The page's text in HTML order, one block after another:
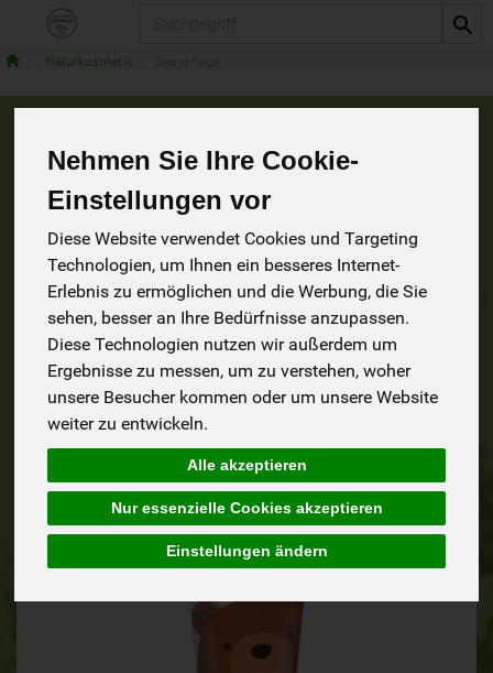
Nehmen Sie Ihre Cookie-
Einstellungen vor
Diese Website verwendet Cookies und Targeting
Technologien, um Ihnen ein besseres Internet-
Erlebnis zu ermöglichen und die Werbung, die Sie
sehen, besser an Ihre Bedürfnisse anzupassen.
Diese Technologien nutzen wir außerdem um
Ergebnisse zu messen, um zu verstehen, woher
unsere Besucher kommen oder um unsere Website
weiter zu entwickeln.
Alle akzeptieren
Nur essenzielle Cookies akzeptieren
Einstellungen ändern
Naturkosmetik
Babypflege 4 von 1241
Hersteller Ernährung Allergene